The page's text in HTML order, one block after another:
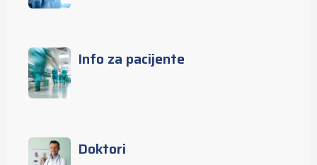
Info za pacijente
Doktori